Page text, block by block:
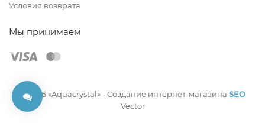
Условия возврата
Мы принимаем
© 2026 «Aquacrystal» -Создание интернет-магазина SEO
Vector